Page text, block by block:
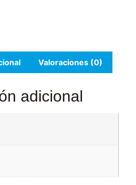
Valoraciones (0)
adicional